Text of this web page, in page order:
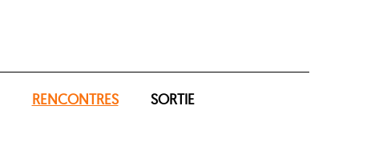
RENCONTRES SORTIE